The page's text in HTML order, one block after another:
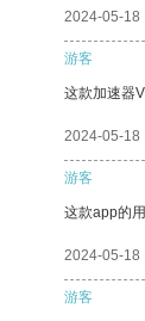
2024-05-18
游客
这款加速器
2024-05-18
游客
这款app的
2024-05-18
游客